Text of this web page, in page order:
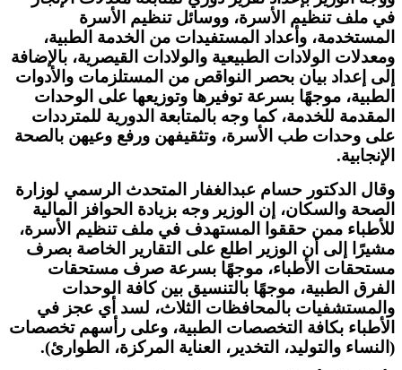
في ملف تنظيم الأسرة، ووسائل تنظيم الأسرة
المستخدمة، وأعداد المستفيدات من الخدمة الطبية،
ومعدلات الولادات الطبيعية والولادات القيصرية، بالإضافة
إلى إعداد بيان بحصر النواقص من المستلزمات والأدوات
الطبية، موجهًا بسرعة توفيرها وتوزيعها على الوحدات
المقدمة للخدمة، كما وجه بالمتابعة الدورية للمترددات
على وحدات طب الأسرة، وتثقيفهن ورفع وعيهن بالصحة
الإنجابية.
وقال الدكتور حسام عبدالغفار المتحدث الرسمي لوزارة
الصحة والسكان، إن الوزير وجه بزيادة الحوافز المالية
للأطباء ممن حققوا المستهدف في ملف تنظيم الأسرة،
مشيرًا إلى أن الوزير اطلع على التقارير الخاصة بصرف
مستحقات الأطباء، موجهًا بسرعة صرف مستحقات
الفرق الطبية، موجهًا بالتنسيق بين كافة الوحدات
والمستشفيات بالمحافظات الثلاث، لسد أي عجز في
الأطباء بكافة التخصصات الطبية، وعلى رأسهم تخصصات
(النساء والتوليد، التخدير، العناية المركزة، الطوارئ).